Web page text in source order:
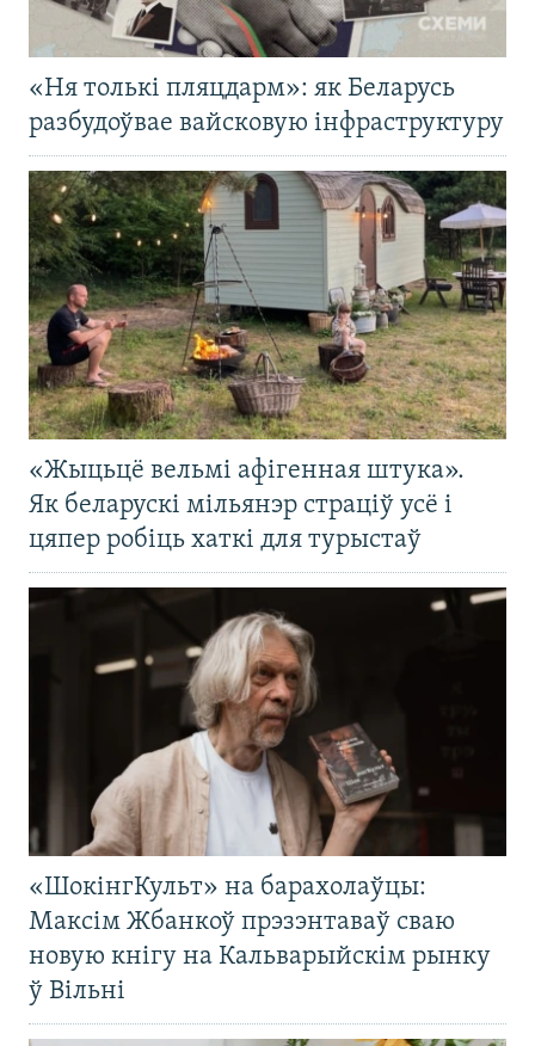
«Ня толькі пляцдарм»: як Беларусь
разбудоўвае вайсковую інфраструктуру
«Жыцьцё вельмі афігенная штука».
Як беларускі мільянэр страціў усё і
цяпер робіць хаткі для турыстаў
«ШокінгКульт» на барахолаўцы:
Максім Жбанкоў прэзэнтаваў сваю
новую кнігу на Кальварыйскім рынку
ў Вільні